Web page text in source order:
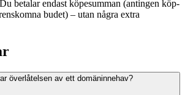
betalar endast köpesumman (antingen köp-
budet) – utan några extra
överlåtelsen av ett domäninnehav?